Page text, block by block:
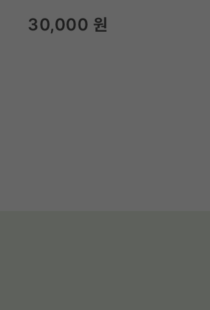
30,000 원